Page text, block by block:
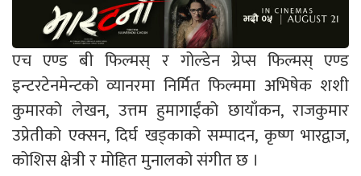
एच एण्ड बी फिल्मस् र गोल्डेन ग्रेप्स फिल्मस् एण्ड
इन्टरटेनमेन्टको व्यानरमा निर्मित फिल्ममा अभिषेक शशी
कुमारको लेखन, उत्तम हुमागाईंको छायाँकन, राजकुमार
उप्रेतीको एक्सन, दिर्घ खड्काको सम्पादन, कृष्ण भारद्वाज,
कोशिस क्षेत्री र मोहित मुनालको संगीत छ ।